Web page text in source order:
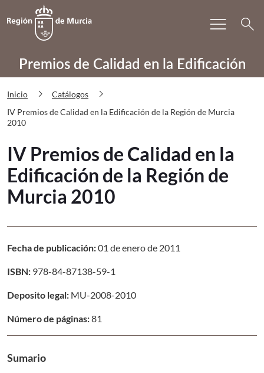
PRECAE IV Premios de Calidad en
Volver a
Ir a
menu search
Premios de Calidad en la Edificación
Inicio chevron_right Catálogos chevron_right
IV Premios de Calidad en la Edificación de la Región de Murcia
2010
IV Premios de Calidad en la
Edificación de la Región de
Murcia 2010
Fecha de publicación:01 de enero de 2011
ISBN: 978-84-87138-59-1
Deposito legal: MU-2008-2010
Número de páginas:81
Sumario